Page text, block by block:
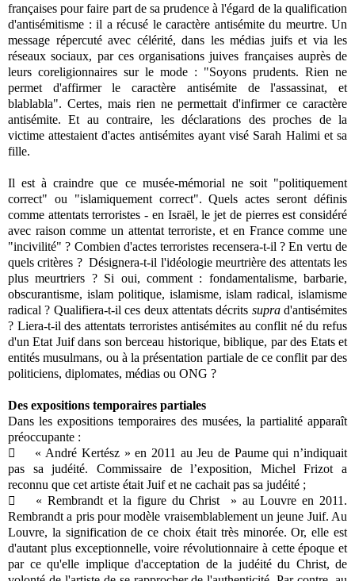
françaises pour faire part de sa prudence à l'égard de la qualification
d'antisémitisme : il a récusé le caractère antisémite du meurtre. Un
message répercuté avec célérité, dans les médias juifs et via les
réseaux sociaux, par ces organisations juives françaises auprès de
leurs coreligionnaires sur le mode : "Soyons prudents. Rien ne
permet d'affirmer le caractère antisémite de l'assassinat, et
blablabla". Certes, mais rien ne permettait d'infirmer ce caractère
antisémite. Et au contraire, les déclarations des proches de la
victime attestaient d'actes antisémites ayant visé Sarah Halimi et sa
fille.
Il est à craindre que ce musée-mémorial ne soit "politiquement
correct" ou "islamiquement correct". Quels actes seront définis
comme attentats terroristes - en Israël, le jet de pierres est considéré
avec raison comme un attentat terroriste, et en France comme une
"incivilité" ? Combien d'actes terroristes recensera-t-il ? En vertu de
quels critères ? Désignera-t-il l'idéologie meurtrière des attentats les
plus meurtriers ? Si oui, comment : fondamentalisme, barbarie,
obscurantisme, islam politique, islamisme, islam radical, islamisme
radical ? Qualifiera-t-il ces deux attentats décrits suprad'antisémites
? Liera-t-il des attentats terroristes antisémites au conflit né du refus
d'un Etat Juif dans son berceau historique, biblique, par des Etats et
entités musulmans, ou à la présentation partiale de ce conflit par des
politiciens, diplomates, médias ou ONG ?
Des expositions temporaires partiales
Dans les expositions temporaires des musées, la partialité apparaît
préoccupante :

« André Kertész » en 2011 au Jeu de Paume qui n’indiquait
pas sa judéité. Commissaire de l’exposition, Michel Frizot a
reconnu que cet artiste était Juif et ne cachait pas sa judéité ;

« Rembrandt et la figure du Christ » au Louvre en 2011.
Rembrandt a pris pour modèle vraisemblablement un jeune Juif. Au
Louvre, la signification de ce choix était très minorée. Or, elle est
d'autant plus exceptionnelle, voire révolutionnaire à cette époque et
par ce qu'elle implique d'acceptation de la judéité du Christ, de